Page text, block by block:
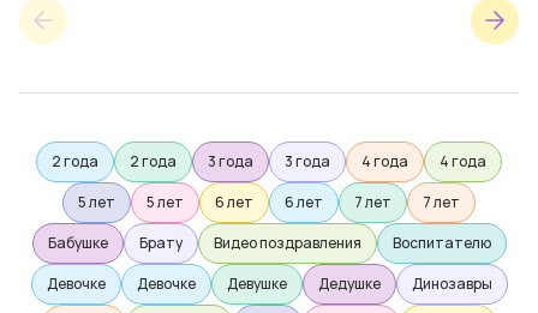
2 года 2 года 3 года 3 года 4 года
4 года
5 лет
5 лет 6 лет 6 лет 7 лет
7 лет
Бабушке
Брату Видео поздравления
Воспитателю
Девочке
Девочке Девушке Дедушке
Динозавры